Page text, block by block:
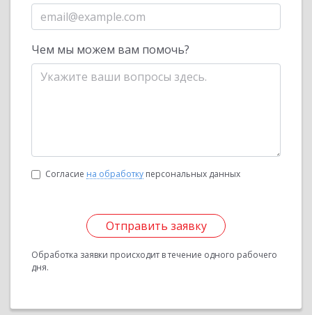
Чем мы можем вам помочь?
Согласие на обработку персональных данных
Отправить заявку
Обработка заявки происходит в течение одного рабочего
дня.